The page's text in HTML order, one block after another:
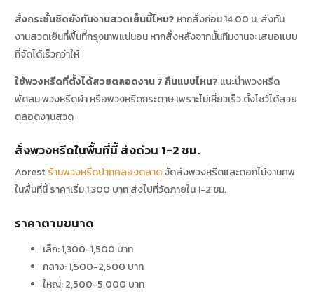
สั่งกระชั้นชิดยังทันงานสวดเย็นนี้ไหม? หากสั่งก่อน 14.00 น. ส่งทัน
งานสวดเย็นที่พื้นที่กรุงเทพแน่นอน หากสั่งหลังจากนั้นทีมงานจะเสนอแบบ
ที่จัดได้เร็วกว่าให้
ใช้พวงหรีดที่ตั้งได้สวยตลอดงาน 7 คืนแบบไหน? แนะนำพวงหรีด
พัดลม พวงหรีดผ้า หรือพวงหรีดกระดาษ เพราะไม่เหี่ยวเร็ว ตั้งโชว์ได้สวย
ตลอดงานสวด
สั่งพวงหรีดในพื้นที่นี้ ส่งด่วน 1-2 ชม.
Aorestร้านพวงหรีดปากคลองตลาดจัดส่งพวงหรีดและดอกไม้งานศพ
ในพื้นที่นี้ ราคาเริ่ม 1,300 บาท ส่งไปที่วัดภายใน 1-2 ชม.
ราคาตามขนาด
เล็ก: 1,300-1,500 บาท
กลาง: 1,500-2,500 บาท
ใหญ่: 2,500-5,000 บาท